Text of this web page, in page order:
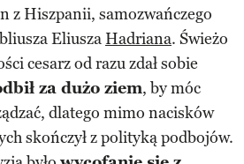
z Hiszpanii, samozwańczego
Eliusza Hadriana. Świeżo
cesarz od razu zdał sobie
za dużo ziem, by móc
dlatego mimo nacisków
skończył z polityką podbojów.